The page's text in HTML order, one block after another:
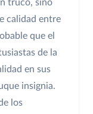
truco, sino
calidad entre
que el
de la
en sus
insignia.
los